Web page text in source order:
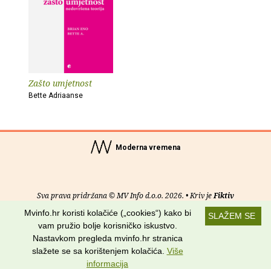
Zašto umjetnost
Bette Adriaanse
Moderna vremena
Sva prava pridržana © MV Info d.o.o. 2026. • Kriv jeFiktiv
Uvjeti korištenja RSS kanali
Potraži nas na:
SLAŽEM SE
Mvinfo.hr koristi kolačiće („cookies“) kako bi
vam pružio bolje korisničko iskustvo.
Nastavkom pregleda mvinfo.hr stranica
slažete se sa korištenjem kolačića. Više
informacija